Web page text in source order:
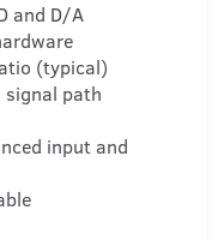
and D/A
(typical)
signal path
input and